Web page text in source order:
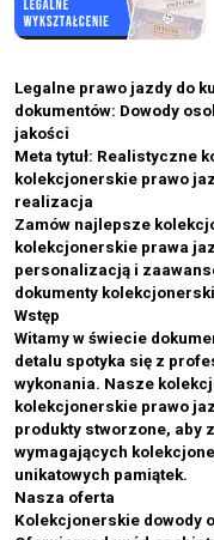
Legalne prawo jazdy do
dokumentów: Dowody
jakości
Meta tytuł: Realistyczne
kolekcjonerskie prawo
realizacja
Zamów najlepsze
kolekcjonerskie prawa
personalizacją i
dokumenty
Wstęp
Witamy w świecie
detalu spotyka się z
wykonania. Nasze
kolekcjonerskie prawo
produkty stworzone, aby
wymagających
unikatowych pamiątek.
Nasza oferta
Kolekcjonerskie dowody